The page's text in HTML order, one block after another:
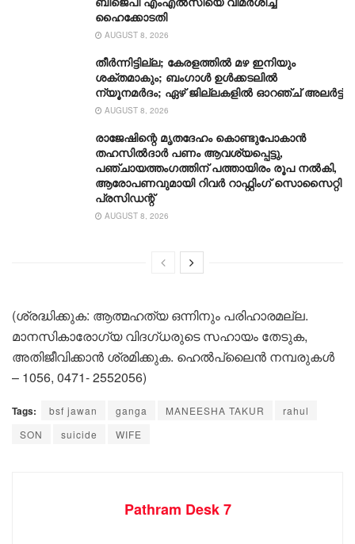
ഹൈക്കോടതി
AUGUST 8, 2026
തീർന്നിട്ടില്ല; കേരളത്തിൽ മഴ ഇനിയും
ശക്തമാകും; ബംഗാൾ ഉൾക്കടലിൽ
ന്യൂനമർദം; ഏഴ് ജില്ലകളിൽ ഓറഞ്ച് അലർട്ട്
AUGUST 8, 2026
രാജേഷിന്റെ മൃതദേഹം കൊണ്ടുപോകാന്‍
തഹസില്‍ദാര്‍ പണം ആവശ്യപ്പെട്ടു,
പഞ്ചായത്തംഗത്തിന് പത്തായിരം രൂപ നല്‍കി,
ആരോപണവുമായി റിവർ റാഫ്റ്റിംഗ് സൊസൈറ്റി
പ്രസിഡന്റ്
AUGUST 8, 2026
(ശ്രദ്ധിക്കുക: ആത്മഹ‌ത്യ ഒന്നിനും പരിഹാരമല്ല.
മാനസികാരോഗ്യ വിദഗ്‌ധരുടെ സഹായം തേടുക,
അതിജീവിക്കാൻ ശ്രമിക്കുക. ഹെൽപ്‌ലൈൻ നമ്പരുകൾ
– 1056, 0471- 2552056)
Tags: bsf jawan ganga MANEESHA TAKUR
rahul
SON
suicide WIFE
Pathram Desk 7